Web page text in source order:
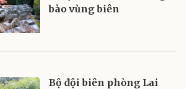
bào vùng biên
Bộ đội biên phòng Lai